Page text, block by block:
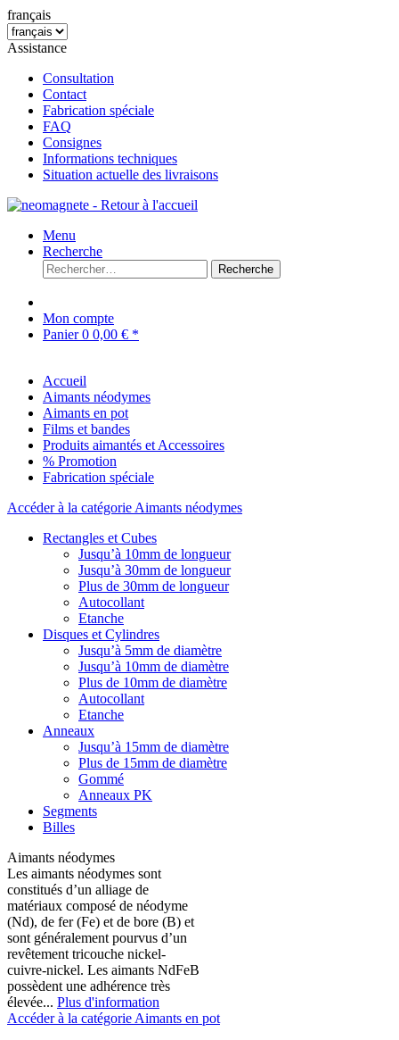
français
Assistance
Consultation
Contact
Fabrication spéciale
FAQ
Consignes
Informations techniques
Situation actuelle des livraisons
Menu
Recherche
Recherche
Mon compte
Panier0 0,00 € *
Accueil
Aimants néodymes
Aimants en pot
Films et bandes
Produits aimantés et Accessoires
% Promotion
Fabrication spéciale
Accéder à la catégorie Aimants néodymes
Rectangles et Cubes
Jusqu’à 10mm de longueur
Jusqu’à 30mm de longueur
Plus de 30mm de longueur
Autocollant
Etanche
Disques et Cylindres
Jusqu’à 5mm de diamètre
Jusqu’à 10mm de diamètre
Plus de 10mm de diamètre
Autocollant
Etanche
Anneaux
Jusqu’à 15mm de diamètre
Plus de 15mm de diamètre
Gommé
Anneaux PK
Segments
Billes
Aimants néodymes
Les aimants néodymes sont
constitués d’un alliage de
matériaux composé de néodyme
(Nd), de fer (Fe) et de bore (B) et
sont généralement pourvus d’un
revêtement tricouche nickel-
cuivre-nickel. Les aimants NdFeB
possèdent une adhérence très
élevée... Plus d'information
Accéder à la catégorie Aimants en pot